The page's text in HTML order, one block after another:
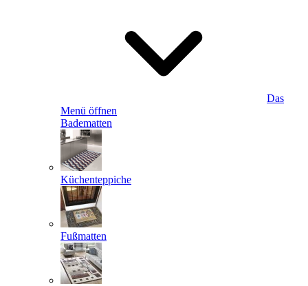
Das
Menü öffnen
Badematten
Küchenteppiche
Fußmatten